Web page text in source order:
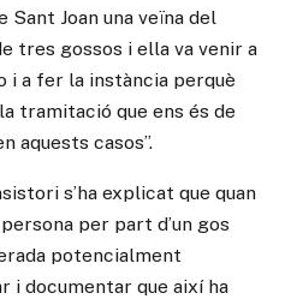
Sant Joan una veïna del
tres gossos i ella va venir a
i a fer la instància perquè
tramitació que ens és de
aquests casos”.
s’ha explicat que quan
per part d’un gos
potencialment
i documentar que així ha